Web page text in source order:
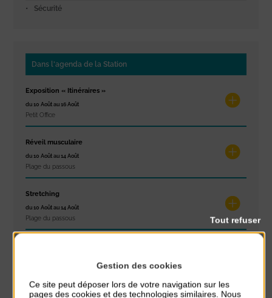
Sécurité
Dans l'agenda de la Station
Exposition « Itinéraires »
du 10 Août au 16 Août
Petit Office
Réveil musculaire
du 10 Août au 14 Août
Plage du passous
Stretching
du 10 Août au 14 Août
Plage du passous
Gestion des cookies
Ce site peut déposer lors de votre navigation sur les
pages des cookies et des technologies similaires. Nous
Tout refuser